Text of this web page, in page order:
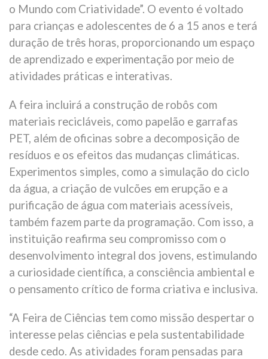
o Mundo com Criatividade”. O evento é voltado
para crianças e adolescentes de 6 a 15 anos e terá
duração de três horas, proporcionando um espaço
de aprendizado e experimentação por meio de
atividades práticas e interativas.
A feira incluirá a construção de robôs com
materiais recicláveis, como papelão e garrafas
PET, além de oficinas sobre a decomposição de
resíduos e os efeitos das mudanças climáticas.
Experimentos simples, como a simulação do ciclo
da água, a criação de vulcões em erupção e a
purificação de água com materiais acessíveis,
também fazem parte da programação. Com isso, a
instituição reafirma seu compromisso com o
desenvolvimento integral dos jovens, estimulando
a curiosidade científica, a consciência ambiental e
o pensamento crítico de forma criativa e inclusiva.
“A Feira de Ciências tem como missão despertar o
interesse pelas ciências e pela sustentabilidade
desde cedo. As atividades foram pensadas para